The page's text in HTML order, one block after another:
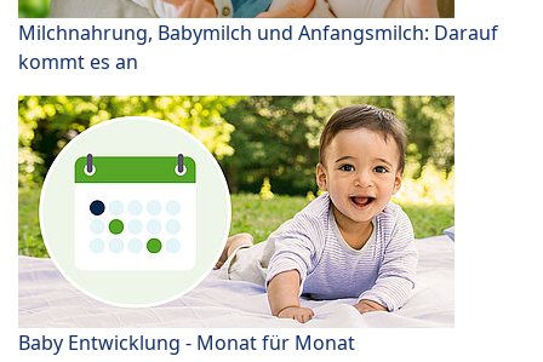
Milchnahrung, Babymilch und Anfangsmilch: Darauf
kommt es an
Baby Entwicklung - Monat für Monat